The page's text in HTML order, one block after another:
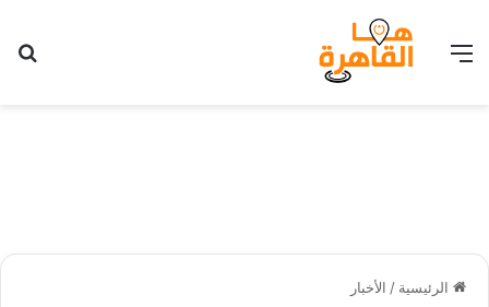
القائمة
الرئيسية / الأخبار